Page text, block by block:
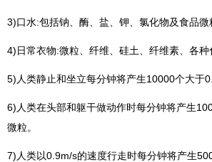
3)口水:包括钠、酶、盐、钾、氯化物及食品微
4)日常衣物:微粒、纤维、硅土、纤维素、各种
5)人类静止和坐立每分钟将产生10000个大于
6)人类在头部和躯干做动作时每分钟将产生
微粒。
7)人类以0.9m/s的速度行走时每分钟将产生